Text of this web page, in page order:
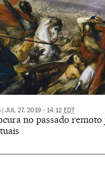
JUL 27, 2019 - 14:12 EDT
no passado remoto